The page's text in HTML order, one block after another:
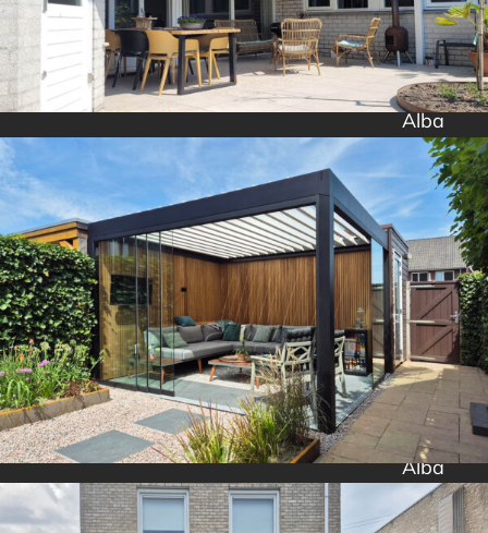
Alba
Alba